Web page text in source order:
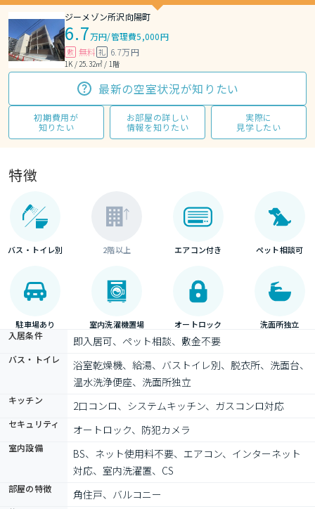
ジーメゾン所沢向陽町
6.7万円/管理費5,000円
敷 無料 礼 6.7万円
1K / 25.32㎡ / 1階
最新の空室状況が知りたい
初期費用が
知りたい
お部屋の詳しい
情報を知りたい
実際に
見学したい
特徴
バス・トイレ別 2階以上 エアコン付き ペット相談可
駐車場あり 室内洗濯機置場 オートロック 洗面所独立
入居条件 即入居可、ペット相談、敷金不要
バス・トイレ
浴室乾燥機、給湯、バストイレ別、脱衣所、洗面台、
温水洗浄便座、洗面所独立
キッチン 2口コンロ、システムキッチン、ガスコンロ対応
セキュリティ オートロック、防犯カメラ
室内設備
BS、ネット使用料不要、エアコン、インターネット
対応、室内洗濯置、CS
部屋の特徴 角住戸、バルコニー